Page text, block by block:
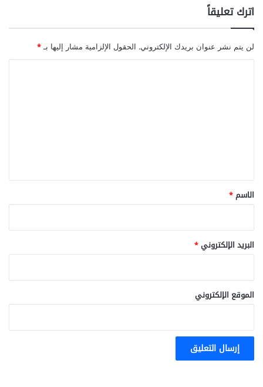
اترك تعليقاً
لن يتم نشر عنوان بريدك الإلكتروني. الحقول الإلزامية مشار إليها بـ*
*
الاسم*
البريد الإلكتروني*
الموقع الإلكتروني